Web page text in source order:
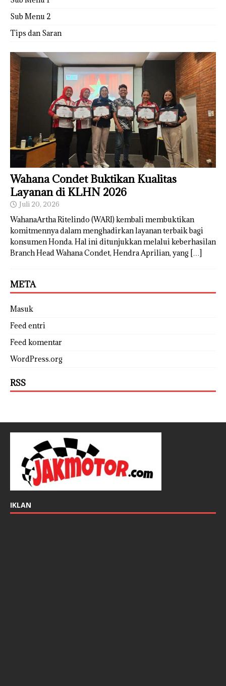
Sub Menu 2
Tips dan Saran
Wahana Condet Buktikan Kualitas
Layanan di KLHN 2026
Juli 20, 2026
WahanaArtha Ritelindo (WARI) kembali membuktikan
komitmennya dalam menghadirkan layanan terbaik bagi
konsumen Honda. Hal ini ditunjukkan melalui keberhasilan
Branch Head Wahana Condet, Hendra Aprilian, yang […]
META
Masuk
Feed entri
Feed komentar
WordPress.org
RSS
IKLAN